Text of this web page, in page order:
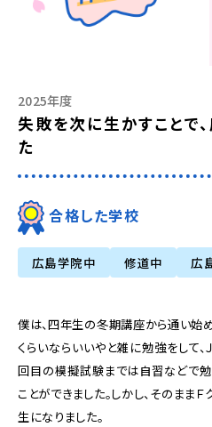
2025年度
失敗を次に生かすことで
た
合格した学校
広島学院中 修道中 広
僕は、四年生の冬期講座から通い始
くらいならいいやと雑に勉強をして、
回目の模擬試験までは自習などで勉
ことができました。しかし、そのまま
生になりました。